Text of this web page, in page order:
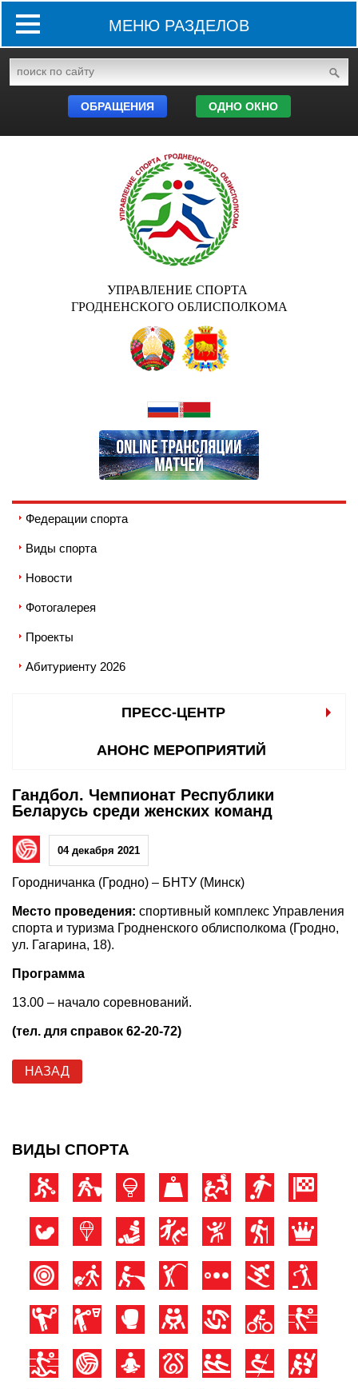
МЕНЮ РАЗДЕЛОВ
ОБРАЩЕНИЯ ОДНО ОКНО
УПРАВЛЕНИЕ СПОРТА
ГРОДНЕНСКОГО ОБЛИСПОЛКОМА
Федерации спорта
Виды спорта
Новости
Фотогалерея
Проекты
Абитуриенту 2026
ПРЕСС-ЦЕНТР
АНОНС МЕРОПРИЯТИЙ
Гандбол. Чемпионат Республики
Беларусь среди женских команд
04 декабря 2021
Городничанка (Гродно) – БНТУ (Минск)
Место проведения: спортивный комплекс Управления
спорта и туризма Гродненского облисполкома (Гродно,
ул. Гагарина, 18).
Программа
13.00 – начало соревнований.
(тел. для справок 62-20-72)
НАЗАД
ВИДЫ СПОРТА